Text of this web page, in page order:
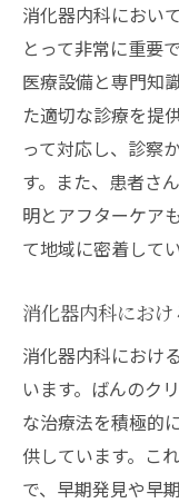
名古屋市天
る
地域密着
健康診断
生活習
病気予防
定期検診
消化器内科におい
とって非常に重要
医療設備と専門知
た適切な診療を提
って対応し、診察
す。また、患者さ
明とアフターケア
て地域に密着してい
消化器内科にお
消化器内科におけ
います。ばんのク
な治療法を積極的
供しています。こ
で、早期発見や早